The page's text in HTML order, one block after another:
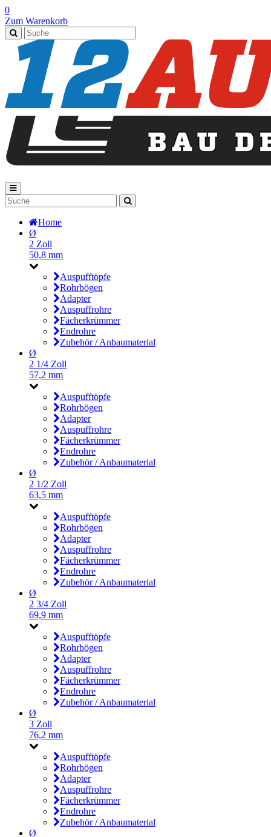
0
Zum Warenkorb
Home
Ø
2 Zoll
50,8 mm
Auspufftöpfe
Rohrbögen
Adapter
Auspuffrohre
Fächerkrümmer
Endrohre
Zubehör / Anbaumaterial
Ø
2 1/4 Zoll
57,2 mm
Auspufftöpfe
Rohrbögen
Adapter
Auspuffrohre
Fächerkrümmer
Endrohre
Zubehör / Anbaumaterial
Ø
2 1/2 Zoll
63,5 mm
Auspufftöpfe
Rohrbögen
Adapter
Auspuffrohre
Fächerkrümmer
Endrohre
Zubehör / Anbaumaterial
Ø
2 3/4 Zoll
69,9 mm
Auspufftöpfe
Rohrbögen
Adapter
Auspuffrohre
Fächerkrümmer
Endrohre
Zubehör / Anbaumaterial
Ø
3 Zoll
76,2 mm
Auspufftöpfe
Rohrbögen
Adapter
Auspuffrohre
Fächerkrümmer
Endrohre
Zubehör / Anbaumaterial
Ø